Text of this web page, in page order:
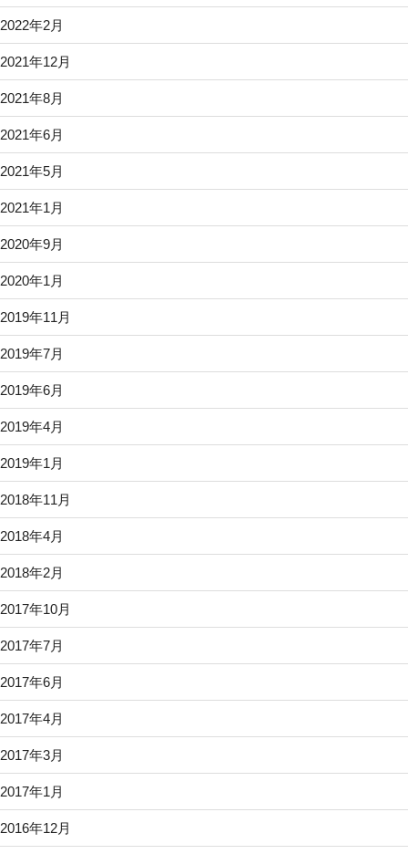
2022年2月
2021年12月
2021年8月
2021年6月
2021年5月
2021年1月
2020年9月
2020年1月
2019年11月
2019年7月
2019年6月
2019年4月
2019年1月
2018年11月
2018年4月
2018年2月
2017年10月
2017年7月
2017年6月
2017年4月
2017年3月
2017年1月
2016年12月